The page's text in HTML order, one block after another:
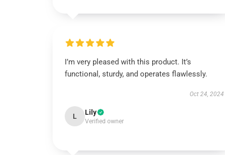
I’m very pleased with this product. It’s
functional, sturdy, and operates flawlessly.
Oct 24, 2024
L Lily
Verified owner